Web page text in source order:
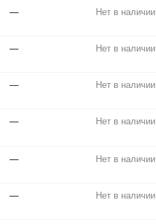
— Нет в наличии
— Нет в наличии
— Нет в наличии
— Нет в наличии
— Нет в наличии
— Нет в наличии